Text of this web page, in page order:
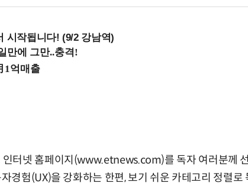
시작됩니다! (9/2 강남역)
터넷 홈페이지(www.etnews.com)를 독자 여러분께
경험(UX)을 강화하는 한편, 보기 쉬운 카테고리 정렬로